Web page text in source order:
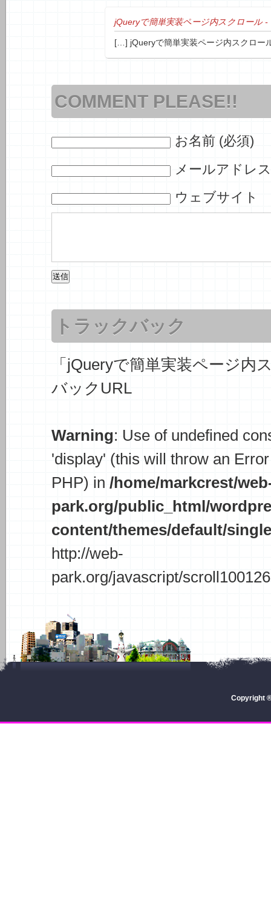
jQueryで簡単実装ページ内スクロール -
[…] jQueryで簡単実装ページ内スクロー
COMMENT PLEASE!!
お名前 (必須)
メールアドレ
ウェブサイト
トラックバック
「jQueryで簡単実装ページ内
バックURL
Warning: Use of undefined
'display' (this will throw an
PHP) in/home/markcrest/
park.org/public_html/
content/themes/default/
http://web-
park.org/javascript/
Copyright